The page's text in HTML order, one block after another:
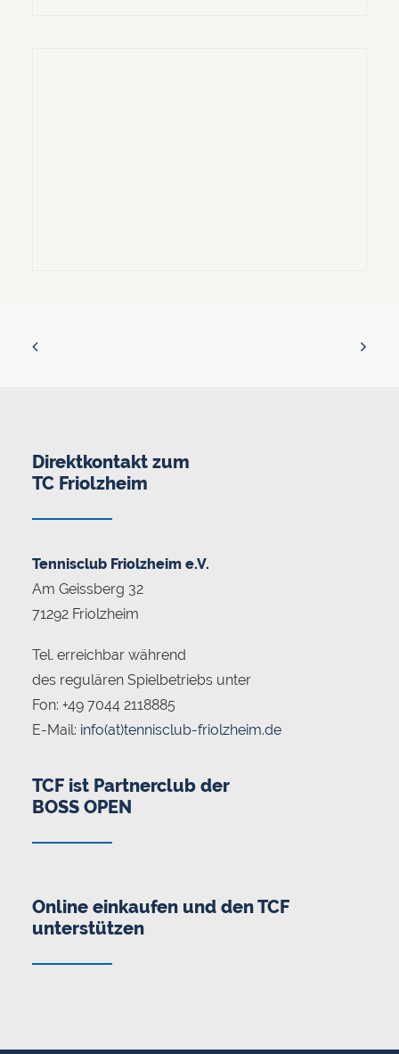
Direktkontakt zum
TC Friolzheim
Tennisclub Friolzheim e.V.
Am Geissberg 32
71292 Friolzheim
Tel. erreichbar während
des regulären Spielbetriebs unter
Fon: +49 7044 2118885
E-Mail: info(at)tennisclub-friolzheim.de
TCF ist Partnerclub der
BOSS OPEN
Online einkaufen und den TCF
unterstützen